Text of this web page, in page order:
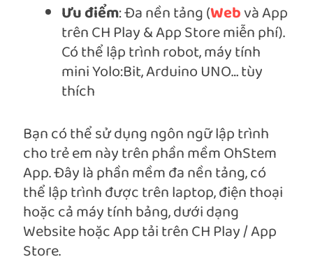
Ưu điểm: Đa nền tảng (Webvà App
trên CH Play & App Store miễn phí).
Có thể lập trình robot, máy tính
mini Yolo:Bit, Arduino UNO… tùy
thích
Bạn có thể sử dụng ngôn ngữ lập trình
cho trẻ em này trên phần mềm OhStem
App. Đây là phần mềm đa nền tảng, có
thể lập trình được trên laptop, điện thoại
hoặc cả máy tính bảng, dưới dạng
Website hoặc App tải trên CH Play / App
Store.